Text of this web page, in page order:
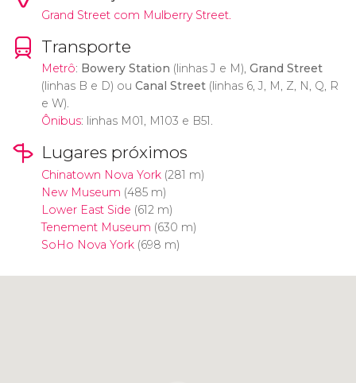
Grand Street com Mulberry Street.
Transporte
Metrô: Bowery Station (linhas J e M), Grand Street
(linhas B e D) ou Canal Street(linhas 6, J, M, Z, N, Q, R
e W).
Ônibus: linhas M01, M103 e B51.
Lugares próximos
Chinatown Nova York(281 m)
New Museum (485 m)
Lower East Side (612 m)
Tenement Museum (630 m)
SoHo Nova York(698 m)